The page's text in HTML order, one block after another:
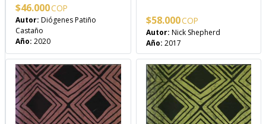
$46.000
Autor: Diógenes Patiño
Castaño
Año: 2020
$58.000
Autor: Nick Shepherd
Año: 2017